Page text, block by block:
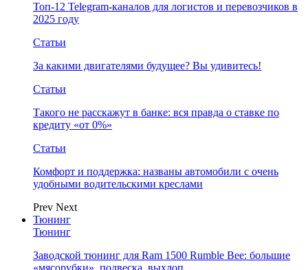
Топ-12 Telegram-каналов для логистов и перевозчиков в
2025 году
Статьи
За какими двигателями будущее? Вы удивитесь!
Статьи
Такого не расскажут в банке: вся правда о ставке по
кредиту «от 0%»
Статьи
Комфорт и поддержка: названы автомобили с очень
удобными водительскими креслами
Prev Next
Тюнинг
Тюнинг
Заводской тюнинг для Ram 1500 Rumble Bee: большие
«мясорубки», подвеска, выхлоп,…